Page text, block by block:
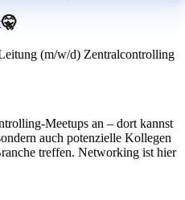
🤫
(m/w/d) Zentralcontrolling
Meetups an – dort kannst
auch potenzielle Kollegen
treffen. Networking ist hier